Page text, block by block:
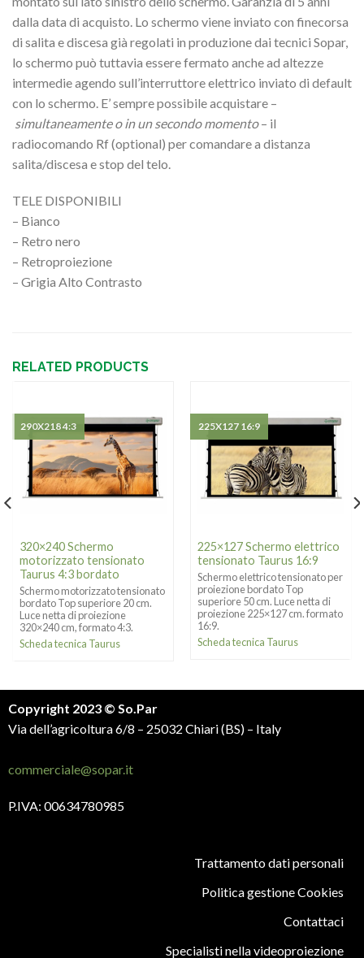
dalla data di acquisto. Lo schermo viene inviato con finecorsa
di salita e discesa già regolati in produzione dai tecnici Sopar,
lo schermo può tuttavia essere fermato anche ad altezze
intermedie agendo sull’interruttore elettrico inviato di default
con lo schermo. E’ sempre possibile acquistare –
simultaneamente o in un secondo momento– il
radiocomando Rf (optional) per comandare a distanza
salita/discesa e stop del telo.
TELE DISPONIBILI
– Bianco
– Retro nero
– Retroproiezione
– Grigia Alto Contrasto
RELATED PRODUCTS
320×240 Schermo
motorizzato tensionato
Taurus 4:3 bordato
Schermo motorizzato tensionato
bordato Top superiore 20 cm.
Luce netta di proiezione
320×240 cm, formato 4:3.
Scheda tecnica Taurus
290X218 4:3
225×127 Schermo elettrico
tensionato Taurus 16:9
Schermo elettrico tensionato per
proiezione bordato Top
superiore 50 cm. Luce netta di
proiezione 225×127 cm. formato
16:9.
Scheda tecnica Taurus
225X127 16:9
Copyright 2023 © So.Par
Via dell’agricoltura 6/8 – 25032 Chiari (BS) – Italy
commerciale@sopar.it
P.IVA: 00634780985
Trattamento dati personali
Politica gestione Cookies
Contattaci
Specialisti nella videoproiezione